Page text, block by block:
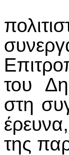
του
στη
της